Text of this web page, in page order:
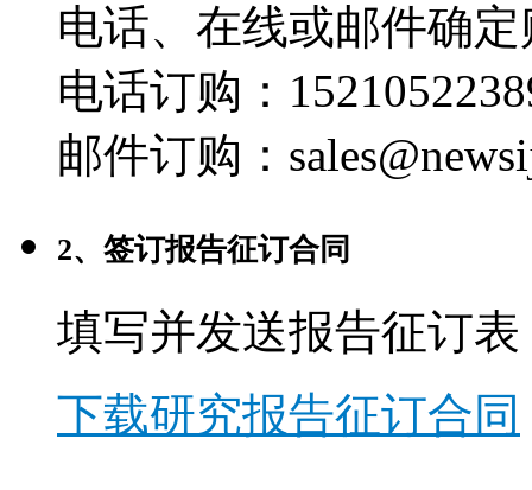
电话、在线或邮件确
电话订购：
邮件订购：
2、签订报告征订合同
填写并发送报告征订表
下载研究报告征订合同